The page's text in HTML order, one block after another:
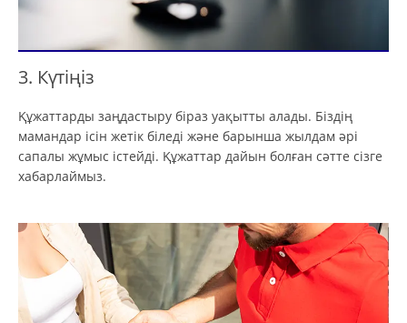
3. Күтіңіз
Құжаттарды заңдастыру біраз уақытты алады. Біздің
мамандар ісін жетік біледі және барынша жылдам әрі
сапалы жұмыс істейді. Құжаттар дайын болған сәтте сізге
хабарлаймыз.